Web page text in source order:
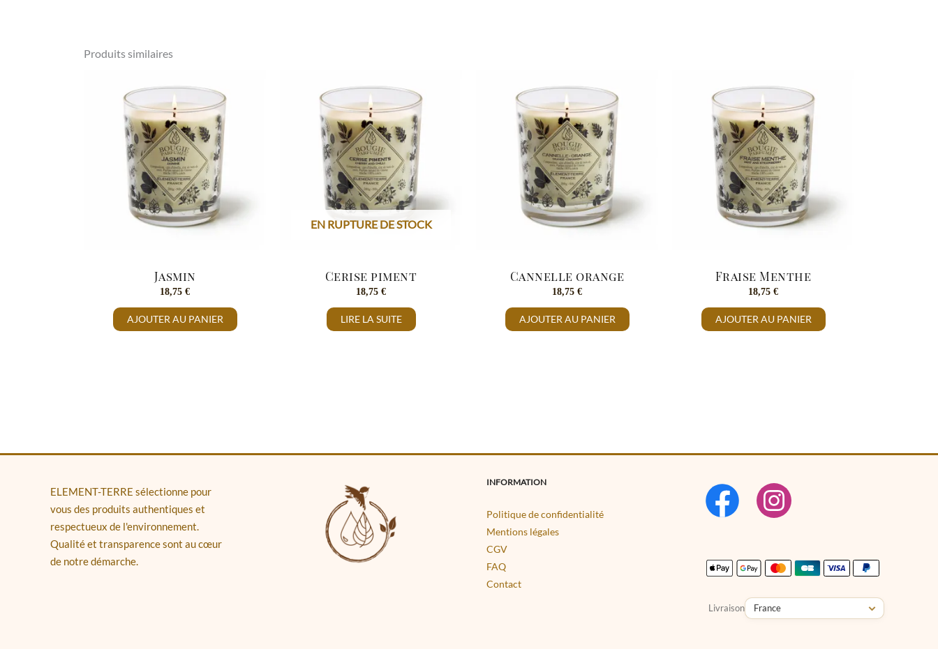
Produits similaires
Jasmin
18,75 €
AJOUTER AU PANIER
EN RUPTURE DE STOCK
Cerise piment
18,75 €
LIRE LA SUITE
Cannelle orange
18,75 €
AJOUTER AU PANIER
Fraise Menthe
18,75 €
AJOUTER AU PANIER
ELEMENT-TERRE sélectionne pour
vous des produits authentiques et
respectueux de l'environnement.
Qualité et transparence sont au cœur
de notre démarche.
INFORMATION
Politique de confidentialité
Mentions légales
CGV
FAQ
Contact
Livraison